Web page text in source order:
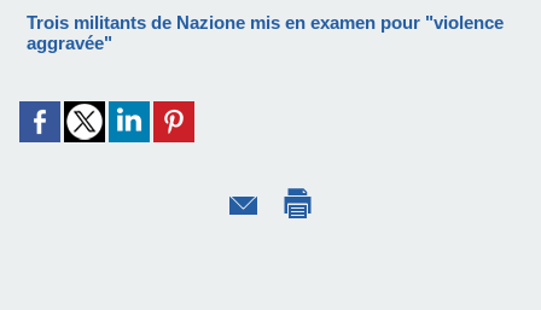
Trois militants de Nazione mis en examen pour "violence
aggravée"